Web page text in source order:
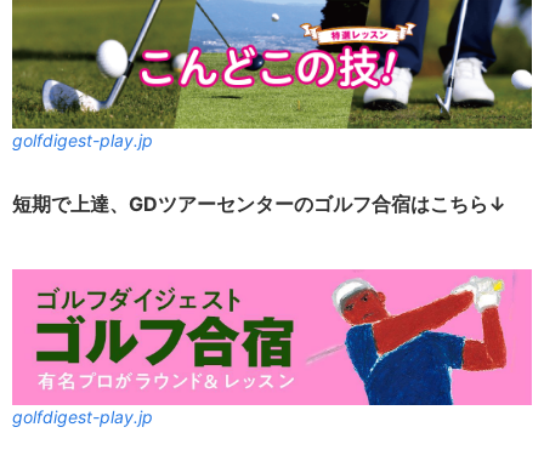
golfdigest-play.jp
短期で上達、GDツアーセンターのゴルフ合宿はこちら↓
golfdigest-play.jp